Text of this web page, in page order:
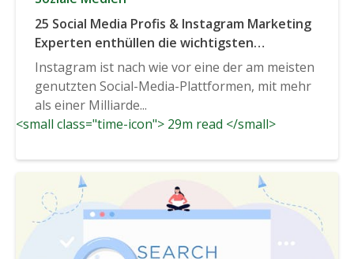
25 Social Media Profis & Instagram Marketing
Experten enthüllen die wichtigsten
Instagram-Trends, die im Jahr 2020 und
darüber hinaus bekannt sein werden.
Instagram ist nach wie vor eine der am meisten
genutzten Social-Media-Plattformen, mit mehr
als einer Milliarde...
<small class="time-icon"> 29m read </small>